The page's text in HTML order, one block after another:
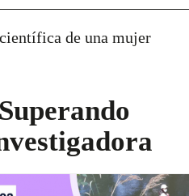
de una mujer